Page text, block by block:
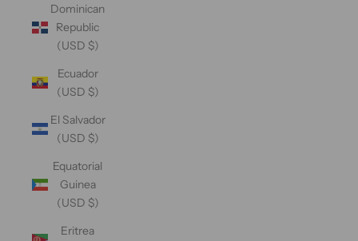
Dominican
Republic
(USD $)
Ecuador
(USD $)
El Salvador
(USD $)
Equatorial
Guinea
(USD $)
Eritrea